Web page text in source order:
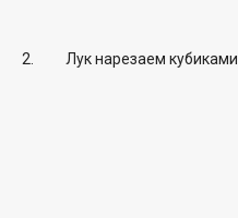
Лук нарезаем кубиками.